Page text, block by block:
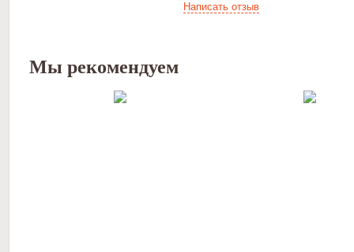
Написать отзыв
Мы рекомендуем